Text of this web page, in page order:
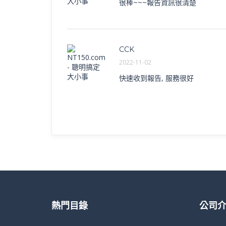
很棒~~~報告資訊很清楚
CCK
2022-11-02
快速收到報告, 服務很好
熱門目錄 公司